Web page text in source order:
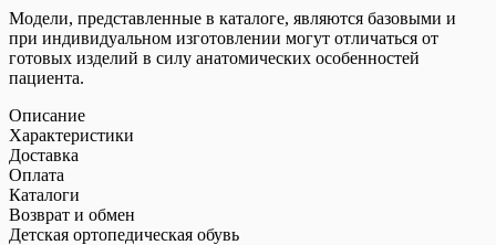
Модели, представленные в каталоге, являются базовыми и
при индивидуальном изготовлении могут отличаться от
готовых изделий в силу анатомических особенностей
пациента.
Описание
Характеристики
Доставка
Оплата
Каталоги
Возврат и обмен
Детская ортопедическая обувь